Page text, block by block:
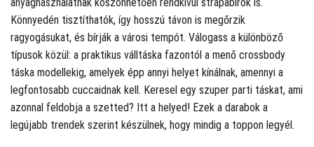
Könnyedén tisztíthatók, így hosszú távon is megőrzik
ragyogásukat, és bírják a városi tempót. Válogass a különböző
típusok közül: a praktikus válltáska fazontól a menő crossbody
táska modellekig, amelyek épp annyi helyet kínálnak, amennyi a
legfontosabb cuccaidnak kell. Keresel egy szuper parti táskat, ami
azonnal feldobja a szetted? Itt a helyed! Ezek a darabok a
legújabb trendek szerint készülnek, hogy mindig a toppon legyél.